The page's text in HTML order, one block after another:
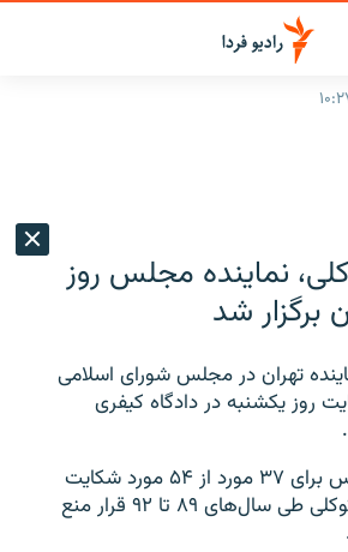
نماينده مجلس روز
برگزار شد
تهران در مجلس شورای اسلامی
به ۹ شکايت روز يکشنبه در دادگاه کيفری
به‌گزارش خبرگزاری فارس برای ۳۷ مورد از ۵۴ مورد شکايت
مطرح‌شده عليه آقای توکلی طی سال‌های ۸۹ تا ۹۲ قرار منع